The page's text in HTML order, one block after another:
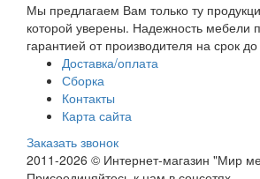
Мы предлагаем Вам только ту
которой уверены. Надежность мебели
гарантией от производителя на срок
Доставка/оплата
Сборка
Контакты
Карта сайта
Заказать звонок
2011-2026 © Интернет-магазин "Мир